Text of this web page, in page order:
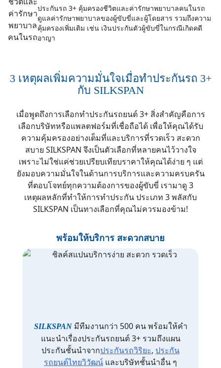
ประกันรถ 3+ คุ้มครองชีวิตและค่ารักษาพยาบาลคนในรถ
ดูแลค่ารักษาพยาบาลของผู้ขับขี่และผู้โดยสาร รวมถึงความ
คุ้มครองเพิ่มเติม เช่น เงินประกันตัวผู้ขับขี่ในกรณีเกิดคดี
อาญา
3 เหตุผลเพิ่มความมั่นใจเมื่อทำประกันรถ 3+
กับ SILKSPAN
เมื่อพูดถึงการเลือกทำประกันรถยนต์ 3+ สิ่งสำคัญคือการ
เลือกบริษัทหรือแพลตฟอร์มที่เชื่อถือได้ เพื่อให้คุณได้รับ
ความคุ้มครองอย่างเต็มที่และบริการที่รวดเร็ว สะดวก
สบาย SILKSPAN จึงเป็นตัวเลือกที่หลายคนไว้วางใจ
เพราะไม่ใช่แค่ช่วยเปรียบเทียบราคาให้คุณได้ง่าย ๆ แต่
ยังมอบความมั่นใจในด้านการบริการและความครบครัน
ที่ตอบโจทย์ทุกความต้องการของผู้ขับขี่ เรามาดู 3
เหตุผลหลักที่ทำให้การทำประกัน ประเภท 3 พลัสกับ
SILKSPAN เป็นทางเลือกที่คุณไม่ควรมองข้าม!
พร้อมให้บริการ สะดวกสบาย
SILKSPANมีทีมงานกว่า 500 คน พร้อมให้คำ
แนะนำเรื่องประกันรถยนต์ 3+ รวมถึงแผน
ประกันชั้นนำจากประกันรถวิริยะ, ประกัน
รถยนต์ไทยวิวัฒน์ และบริษัทชั้นนำอื่น ๆ